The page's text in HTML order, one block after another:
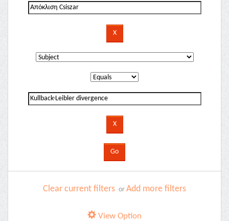
Clear current filters or Add more filters
View Option